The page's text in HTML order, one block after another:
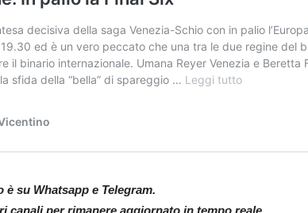
è su Whatsapp e Telegram.
canali per rimanere aggiornato in tempo reale.